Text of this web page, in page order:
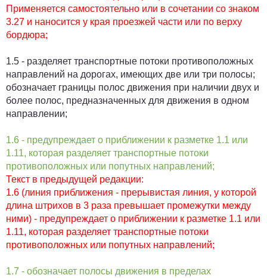
Применяется самостоятельно или в сочетании со знаком
3.27 и наносится у края проезжей части или по верху
бордюра;
1.5 - разделяет транспортные потоки противоположных
направлений на дорогах, имеющих две или три полосы;
обозначает границы полос движения при наличии двух и
более полос, предназначенных для движения в одном
направлении;
1.6 - предупреждает о приближении к разметке 1.1 или
1.11, которая разделяет транспортные потоки
противоположных или попутных направлений;
Текст в предыдущей редакции:
1.6 (линия приближения - прерывистая линия, у которой
длина штрихов в 3 раза превышает промежутки между
ними) - предупреждает о приближении к разметке 1.1 или
1.11, которая разделяет транспортные потоки
противоположных или попутных направлений;
1.7 - обозначает полосы движения в пределах